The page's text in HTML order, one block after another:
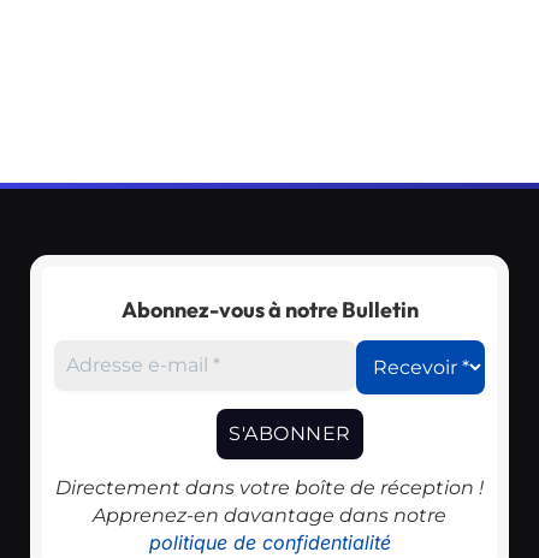
Abonnez-vous à notre Bulletin
Directement dans votre boîte de réception !
Apprenez-en davantage dans notre
politique de confidentialité